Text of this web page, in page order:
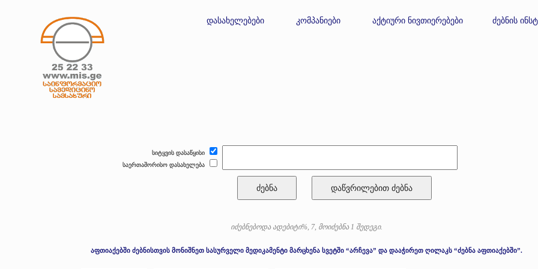
დასახელებები კომპანიები აქტიური ნივთიერებები ძებნის
სიტყვის დასაწყისი
საერთაშორისო დასახელება
ძებნა
იძებნებოდა ადებიტი%, 7, მოიძებნა 1 შედეგი.
აფთიაქებში ძებნისთვის მონიშნეთ სასურველი მედიკამენტი მარცხენა სვეტში “არჩევა” და დააჭირეთ ღილაკს “ძებნა აფთიაქებში”.